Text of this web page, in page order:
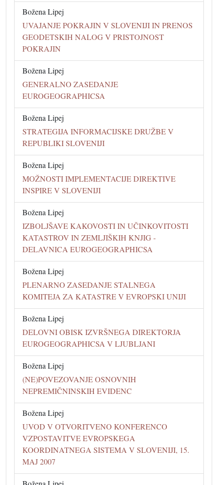
Božena Lipej
UVAJANJE POKRAJIN V SLOVENIJI IN PRENOS
GEODETSKIH NALOG V PRISTOJNOST
POKRAJIN
Božena Lipej
GENERALNO ZASEDANJE
EUROGEOGRAPHICSA
Božena Lipej
STRATEGIJA INFORMACIJSKE DRUŽBE V
REPUBLIKI SLOVENIJI
Božena Lipej
MOŽNOSTI IMPLEMENTACIJE DIREKTIVE
INSPIRE V SLOVENIJI
Božena Lipej
IZBOLJŠAVE KAKOVOSTI IN UČINKOVITOSTI
KATASTROV IN ZEMLJIŠKIH KNJIG -
DELAVNICA EUROGEOGRAPHICSA
Božena Lipej
PLENARNO ZASEDANJE STALNEGA
KOMITEJA ZA KATASTRE V EVROPSKI UNIJI
Božena Lipej
DELOVNI OBISK IZVRŠNEGA DIREKTORJA
EUROGEOGRAPHICSA V LJUBLJANI
Božena Lipej
(NE)POVEZOVANJE OSNOVNIH
NEPREMIČNINSKIH EVIDENC
Božena Lipej
UVOD V OTVORITVENO KONFERENCO
VZPOSTAVITVE EVROPSKEGA
KOORDINATNEGA SISTEMA V SLOVENIJI, 15.
MAJ 2007